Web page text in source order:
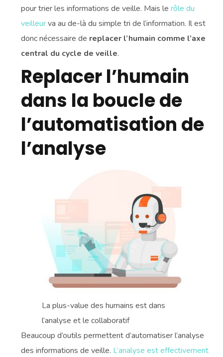
pour trier les informations de veille. Mais lerôle du
veilleurva au de-là du simple tri de l’information. Il est
donc nécessaire de replacer l’humain comme l’axe
central du cycle de veille.
Replacer l’humain
dans la boucle de
l’automatisation de
l’analyse
La plus-value des humains est dans
l’analyse et le collaboratif
Beaucoup d’outils permettent d’automatiser l’analyse
des informations de veille. L’analyse est effectivement